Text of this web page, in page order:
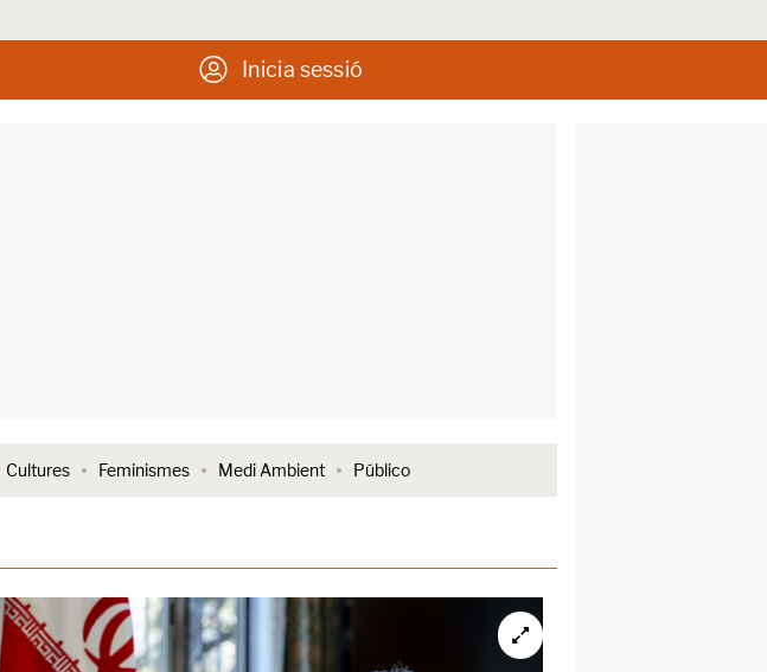
Inicia sessió
Cultures Feminismes Medi Ambient Público